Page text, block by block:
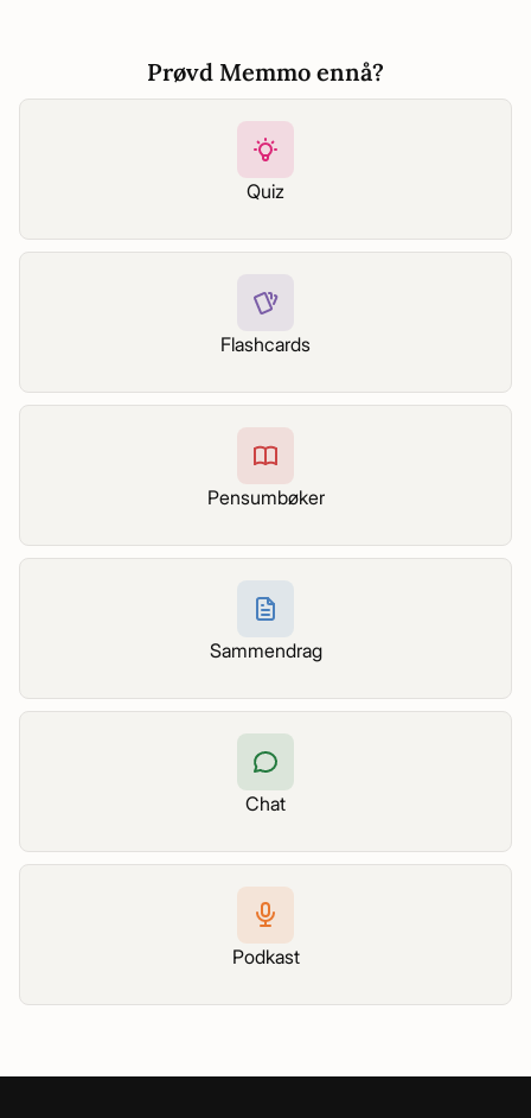
Prøvd Memmo ennå?
Quiz
Flashcards
Pensumbøker
Sammendrag
Chat
Podkast